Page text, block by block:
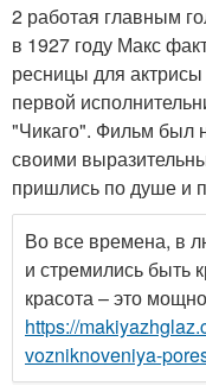
2 работая главным
в 1927 году Макс
ресницы для
первой
"Чикаго". Фильм был
своими
пришлись по душе и
Во все времена, в
и стремились быть
красота – это
https://
vozniknoveniya-